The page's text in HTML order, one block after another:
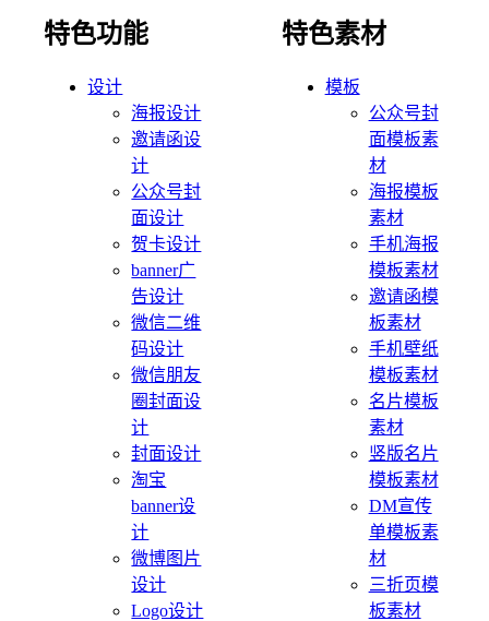
特色功能
设计
海报设计
邀请函设
计
公众号封
面设计
贺卡设计
banner广
告设计
微信二维
码设计
微信朋友
圈封面设
计
封面设计
淘宝
banner设
计
微博图片
设计
Logo设计
特色素材
模板
公众号封
面模板素
材
海报模板
素材
手机海报
模板素材
邀请函模
板素材
手机壁纸
模板素材
名片模板
素材
竖版名片
模板素材
DM宣传
单模板素
材
三折页模
板素材